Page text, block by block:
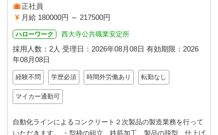
正社員
月給 180000円 ～ 217500円
ハローワーク 西大寺公共職業安定所
採用人数：2人 受理日： 2026年08月08日 有効期限： 2026
年08月08日
経験不問 学歴必須 時間外労働あり 転勤なし
マイカー通勤可
自動化ラインによるコンクリート２次製品の製造業務を行って
いただきます。 ・型枠の組立、鉄筋加工、製品の脱型、仕上げ